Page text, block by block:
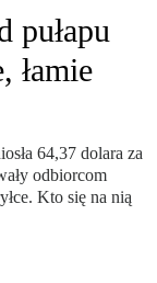
pułapu
łamie
64,37 dolara za
odbiorcom
Kto się na nią